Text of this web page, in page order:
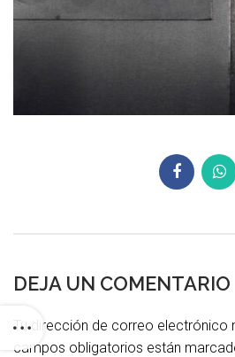
DEJA UN COMENTARIO
Tu dirección de correo electrónico
campos obligatorios están